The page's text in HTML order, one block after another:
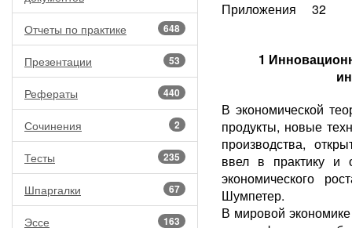
648
Отчеты по практике
53
Презентации
440
Рефераты
2
Сочинения
235
Тесты
67
Шпаргалки
163
Эссе
Приложения 32
1
В экономической
продукты, новые
производства,
ввел в практику и
экономического
Шумпетер.
В мировой